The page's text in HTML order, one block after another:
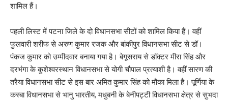
शामिल हैं।
पहली लिस्ट में पटना जिले के दो विधानसभा सीटों को शामिल किया हैं। वहीं
फुलवारी शरीफ से अरुण कुमार रजक और बांकीपुर विधानसभा सीट से डॉ।
पंकज कुमार को उम्मीदवार बनाया गया है। बेगूसराय से डॉक्टर मीरा सिंह और
दरभंगा के कुशेश्वरस्थान विधानसभा से योगी चौपाल प्रत्याशी है। वहीं सारण की
तरैया विधानसभा सीट से इस बार अमित कुमार सिंह को मौका मिला है। पूर्णिया के
कस्बा विधानसभा से भानु भारतीय, मधुबनी के बेनीपट्टी विधानसभा क्षेत्र से सुभदा